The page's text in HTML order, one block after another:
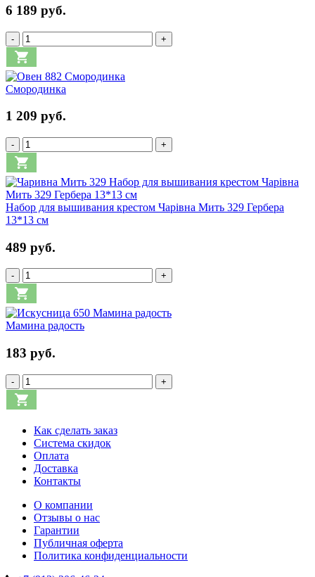
6 189 руб.
- +
Смородинка
1 209 руб.
- +
Набор для вышивания крестом Чарівна Мить 329 Гербера
13*13 см
489 руб.
- +
Мамина радость
183 руб.
- +
Как сделать заказ
Система скидок
Оплата
Доставка
Контакты
О компании
Отзывы о нас
Гарантии
Публичная оферта
Политика конфиденциальности